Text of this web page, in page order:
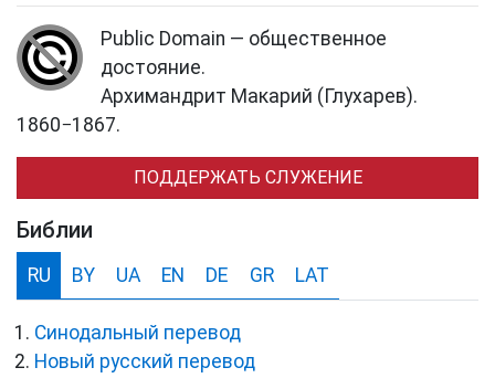
Public Domain — общественное
достояние.
Архимандрит Макарий (Глухарев).
1860−1867.
ПОДДЕРЖАТЬ СЛУЖЕНИЕ
Библии
RU BY UA EN DE GR LAT
Синодальный перевод
Новый русский перевод